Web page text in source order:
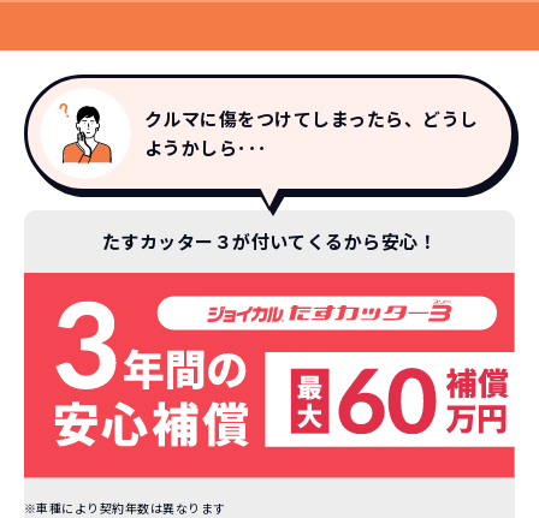
クルマに傷をつけてしまったら、どうし
ようかしら･･･
たすカッター３が付いてくるから安心！
※車種により契約年数は異なります